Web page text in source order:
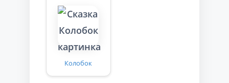
Колобок